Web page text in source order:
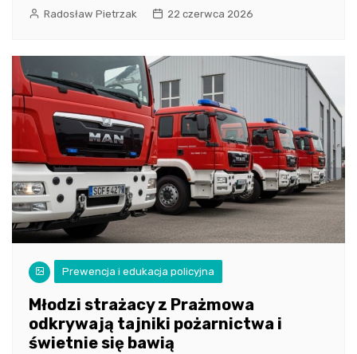
Radosław Pietrzak 22 czerwca 2026
Prewencja i edukacja policyjna
Młodzi strażacy z Prażmowa
odkrywają tajniki pożarnictwa i
świetnie się bawią